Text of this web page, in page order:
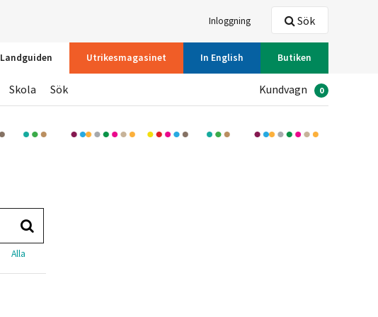
Inloggning
Landguiden Utrikesmagasinet In English Butiken
Sök
Skola Sök Kundvagn 0
Alla